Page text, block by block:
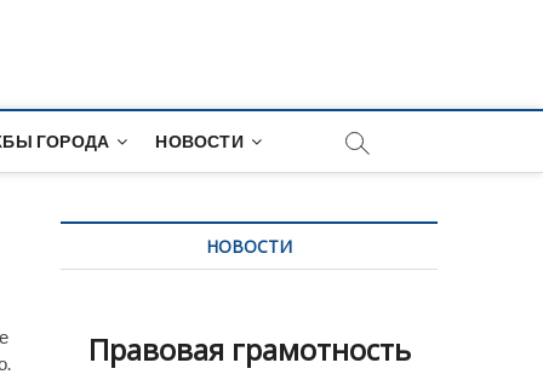
ГОРОДА НОВОСТИ
НОВОСТИ
Правовая грамотность